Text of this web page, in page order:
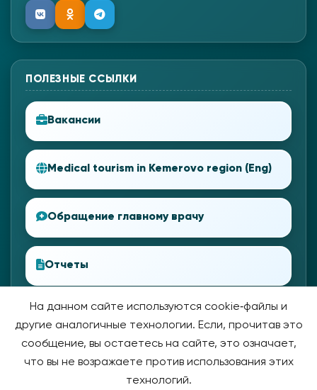
ПОЛЕЗНЫЕ ССЫЛКИ
Вакансии
Medical tourism in Kemerovo region (Eng)
Обращение главному врачу
Отчеты
На данном сайте используются cookie‑файлы и
другие аналогичные технологии. Если, прочитав это
сообщение, вы остаетесь на сайте, это означает,
что вы не возражаете против использования этих
технологий.